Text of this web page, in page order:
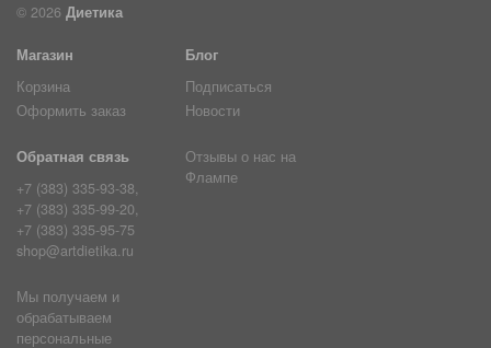
© 2026 Диетика
Магазин
Корзина
Оформить заказ
Блог
Подписаться
Новости
Обратная связь
+7 (383) 335-93-38,
+7 (383) 335-99-20,
+7 (383) 335-95-75
shop@artdietika.ru
Отзывы о нас на
Флампе
Мы получаем и
обрабатываем
персональные